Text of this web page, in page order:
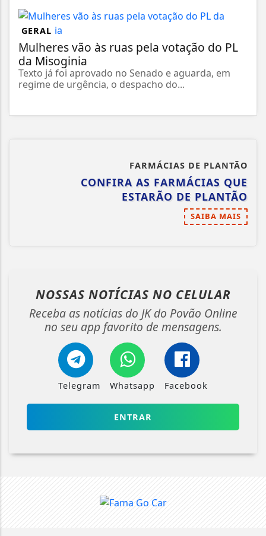
GERAL
Mulheres vão às ruas pela votação do PL
da Misoginia
Texto já foi aprovado no Senado e aguarda, em
regime de urgência, o despacho do...
FARMÁCIAS DE PLANTÃO
CONFIRA AS FARMÁCIAS QUE
ESTARÃO DE PLANTÃO
SAIBA MAIS
NOSSAS NOTÍCIAS NO CELULAR
Receba as notícias do JK do Povão Online
no seu app favorito de mensagens.
Telegram Whatsapp Facebook
ENTRAR